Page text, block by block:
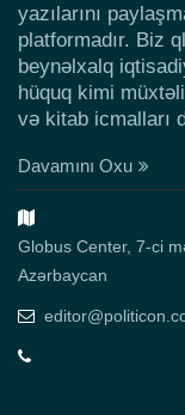
yazılarını
platformadır. Biz
beynəlxalq
hüquq kimi
və kitab icmalları
Davamını Oxu
Globus Center, 7-ci
Azərbaycan